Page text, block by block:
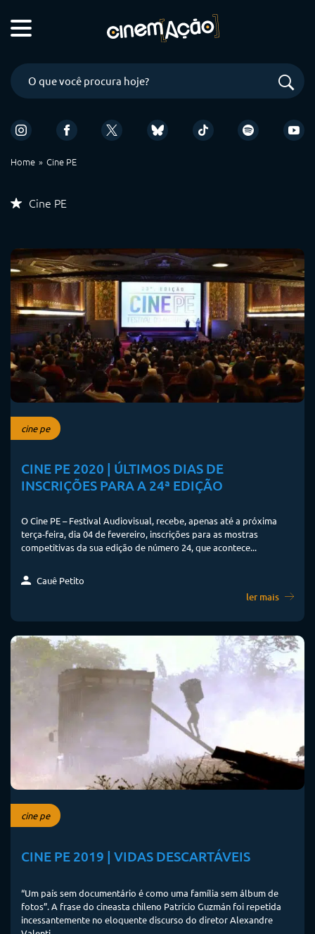
Home Cine PE
Cine PE
cine pe
CINE PE 2020 | ÚLTIMOS DIAS DE
INSCRIÇÕES PARA A 24ª EDIÇÃO
O Cine PE – Festival Audiovisual, recebe, apenas até a próxima
terça-feira, dia 04 de fevereiro, inscrições para as mostras
competitivas da sua edição de número 24, que acontece...
Cauê Petito
ler mais
cine pe
CINE PE 2019 | VIDAS DESCARTÁVEIS
“Um país sem documentário é como uma família sem álbum de
fotos”. A frase do cineasta chileno Patrício Guzmán foi repetida
incessantemente no eloquente discurso do diretor Alexandre